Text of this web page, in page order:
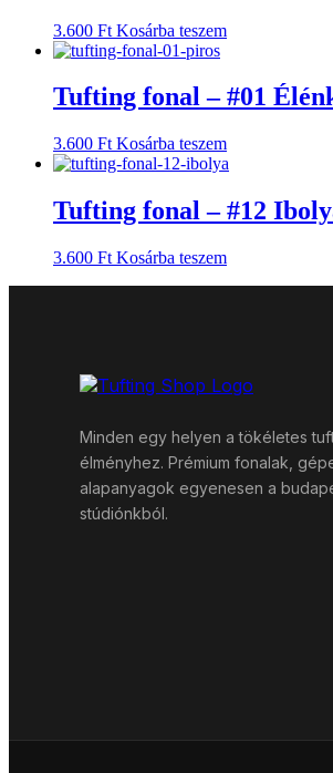
3.600 Ft Kosárba teszem
Tufting fonal – #01
3.600 Ft Kosárba teszem
Tufting fonal – #12
3.600 Ft Kosárba teszem
Minden egy helyen a tökéletes
élményhez. Prémium fonalak,
alapanyagok egyenesen a
stúdiónkból.